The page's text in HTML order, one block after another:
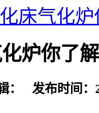
床气化
炉你了
： 发布时间：